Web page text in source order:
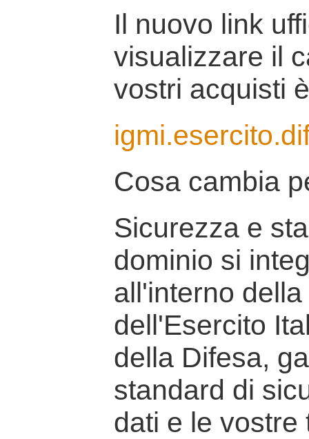
Il nuovo link
visualizzare il
vostri acquisti
Cosa cambia
Sicurezza e
dominio si
all'interno
dell'Esercito
della Difesa,
standard di
dati e le vostre